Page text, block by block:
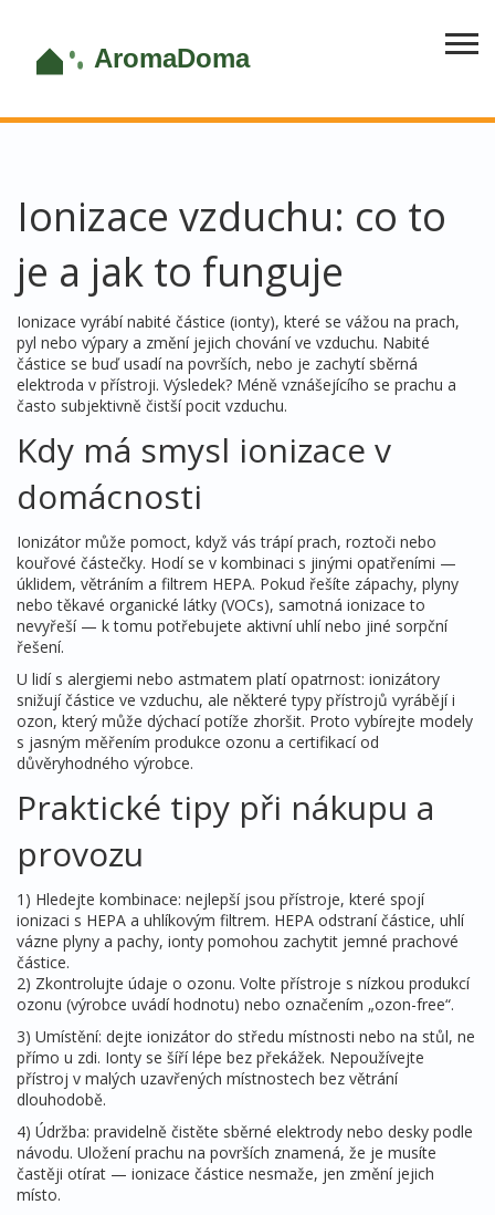
Ionizace vzduchu: co to
je a jak to funguje
Ionizace vyrábí nabité částice (ionty), které se vážou na prach,
pyl nebo výpary a změní jejich chování ve vzduchu. Nabité
částice se buď usadí na površích, nebo je zachytí sběrná
elektroda v přístroji. Výsledek? Méně vznášejícího se prachu a
často subjektivně čistší pocit vzduchu.
Kdy má smysl ionizace v
domácnosti
Ionizátor může pomoct, když vás trápí prach, roztoči nebo
kouřové částečky. Hodí se v kombinaci s jinými opatřeními —
úklidem, větráním a filtrem HEPA. Pokud řešíte zápachy, plyny
nebo těkavé organické látky (VOCs), samotná ionizace to
nevyřeší — k tomu potřebujete aktivní uhlí nebo jiné sorpční
řešení.
U lidí s alergiemi nebo astmatem platí opatrnost: ionizátory
snižují částice ve vzduchu, ale některé typy přístrojů vyrábějí i
ozon, který může dýchací potíže zhoršit. Proto vybírejte modely
s jasným měřením produkce ozonu a certifikací od
důvěryhodného výrobce.
Praktické tipy při nákupu a
provozu
1) Hledejte kombinace: nejlepší jsou přístroje, které spojí
ionizaci s HEPA a uhlíkovým filtrem. HEPA odstraní částice, uhlí
vázne plyny a pachy, ionty pomohou zachytit jemné prachové
částice.
2) Zkontrolujte údaje o ozonu. Volte přístroje s nízkou produkcí
ozonu (výrobce uvádí hodnotu) nebo označením „ozon-free“.
3) Umístění: dejte ionizátor do středu místnosti nebo na stůl, ne
přímo u zdi. Ionty se šíří lépe bez překážek. Nepoužívejte
přístroj v malých uzavřených místnostech bez větrání
dlouhodobě.
4) Údržba: pravidelně čistěte sběrné elektrody nebo desky podle
návodu. Uložení prachu na površích znamená, že je musíte
častěji otírat — ionizace částice nesmaže, jen změní jejich
místo.